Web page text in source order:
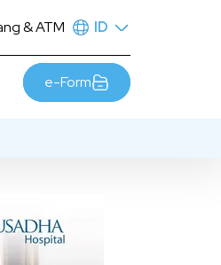
& ATM ID
e-Form